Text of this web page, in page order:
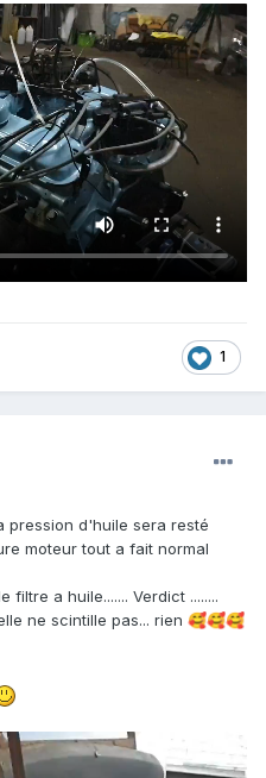
1
pression d'huile sera resté
moteur tout a fait normal
a huile....... Verdict ........
ne scintille pas... rien 🥰🥰🥰